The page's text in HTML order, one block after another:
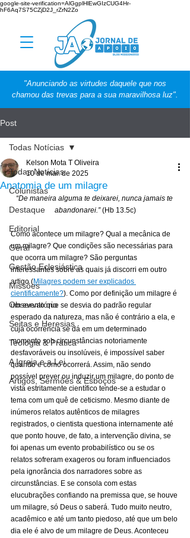
google-site-verification=AlGgplHlEwGIzCUG4Hr-
hF6Aq7S75CZjD2J_rZrN2Zo
"Anunciando as virtudes daquele que nos
chamou das trevas para a sua maravilhosa luz".
Post
Todas Notícias
Colunistas
Destaque
Editorial
Geral
Gestão Eclesiástica
Missões
Observatório
Seitas e Heresias
Teologia & Prática
A Igreja e a Lei
Artigos, Sermões & Esboços
Todas Notícias
Anatomia de um milagre
Kelson Mota T Oliveira
10 de mai. de 2025
“De maneira alguma te deixarei, nunca jamais te
abandonarei.” (Hb 13.5c)
Como acontece um milagre? Qual a mecânica de
um milagre? Que condições são necessárias para
que ocorra um milagre? São perguntas
interessantes sobre as quais já discorri em outro
artigo (Milagres podem ser explicados
cientificamente?). Como por definição um milagre é
um evento que se desvia do padrão regular
esperado da natureza, mas não é contrário a ela, e
cuja ocorrência se dá em um determinado
momento sob circunstâncias notoriamente
desfavoráveis ou insolúveis, é impossível saber
quando e como ocorrerá. Assim, não sendo
possível prever ou induzir um milagre, do ponto de
vista estritamente científico tende-se a estudar o
tema com um quê de ceticismo. Mesmo diante de
inúmeros relatos autênticos de milagres
registrados, o cientista questiona internamente até
que ponto houve, de fato, a intervenção divina, se
foi apenas um evento probabilístico ou se os
relatos sofreram exageros ou foram influenciados
pela ignorância dos narradores sobre as
circunstâncias. E se consola com estas
elucubrações confiando na premissa que, se houve
um milagre, só Deus o saberá. Tudo muito neutro,
acadêmico e até um tanto piedoso, até que um belo
dia ele é alvo de um milagre de Deus. Aconteceu